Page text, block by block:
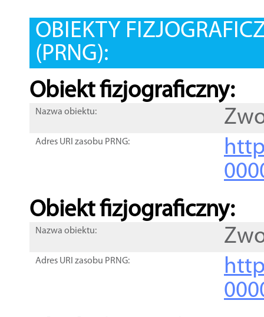
OBIEKTY
(PRNG):
Obiekt fizjograficzny:
Nazwa obiektu:
Adres URI zasobu PRNG:
Obiekt fizjograficzny:
Nazwa obiektu:
Adres URI zasobu PRNG: